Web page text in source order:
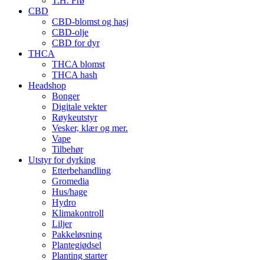
CBD
CBD-blomst og hasj
CBD-olje
CBD for dyr
THCA
THCA blomst
THCA hash
Headshop
Bonger
Digitale vekter
Røykeutstyr
Vesker, klær og mer.
Vape
Tilbehør
Utstyr for dyrking
Etterbehandling
Gromedia
Hus/hage
Hydro
Klimakontroll
Liljer
Pakkeløsning
Plantegjødsel
Planting starter